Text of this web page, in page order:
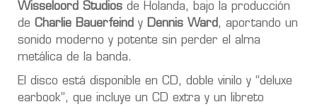
Wisseloord Studios de Holanda, bajo la producción
de Charlie Bauerfeind y Dennis Ward, aportando un
sonido moderno y potente sin perder el alma
metálica de la banda.
El disco está disponible en CD, doble vinilo y “deluxe
earbook”, que incluye un CD extra y un libreto